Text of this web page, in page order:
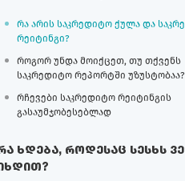
რა არის საკრედიტო ქულა და
რეიტინგი?
როგორ უნდა მოიქცეთ, თუ თქვენს
საკრედიტო რეპორტში უზუსტობაა?
რჩევები საკრედიტო რეიტინგის
გასაუმჯობესებლად
ხდება, როდესაც სესხს